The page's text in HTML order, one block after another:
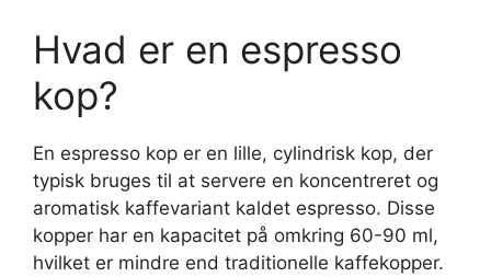
Hvad er en espresso
kop?
En espresso kop er en lille, cylindrisk kop, der
typisk bruges til at servere en koncentreret og
aromatisk kaffevariant kaldet espresso. Disse
kopper har en kapacitet på omkring 60-90 ml,
hvilket er mindre end traditionelle kaffekopper.